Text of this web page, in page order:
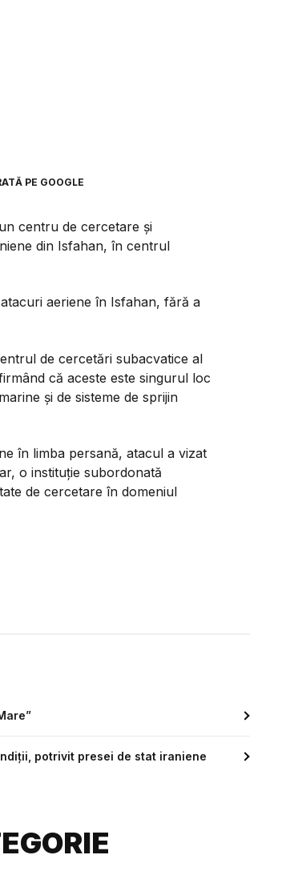
PE GOOGLE
centru de cercetare și
din Isfahan, în centrul
aeriene în Isfahan, fără a
de cercetări subacvatice al
că aceste este singurul loc
și de sisteme de sprijin
în limba persană, atacul a vizat
o instituție subordonată
de cercetare în domeniul
potrivit presei de stat iraniene